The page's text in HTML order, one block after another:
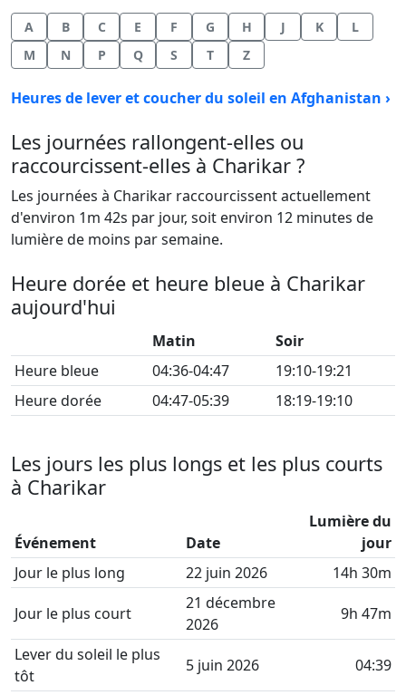
A B C E F G H J K
L
M
N P Q S T Z
Heures de lever et coucher du soleil en Afghanistan ›
Les journées rallongent-elles ou
raccourcissent-elles à Charikar ?
Les journées à Charikar raccourcissent actuellement
d'environ 1m 42s par jour, soit environ 12 minutes de
lumière de moins par semaine.
Heure dorée et heure bleue à Charikar
aujourd'hui
Matin
Soir
Heure bleue
04:36-04:47
19:10-19:21
Heure dorée
04:47-05:39 18:19-19:10
Les jours les plus longs et les plus courts
à Charikar
Événement Date
Lumière du
jour
Jour le plus long
22 juin 2026 14h 30m
Jour le plus court
21 décembre
2026
9h 47m
Lever du soleil le plus
tôt
5 juin 2026 04:39